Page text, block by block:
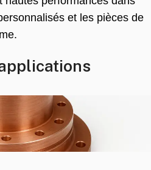
et les pièces de